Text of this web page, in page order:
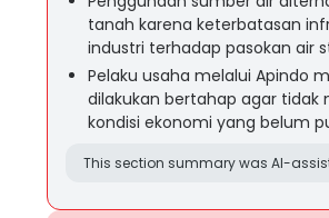
tanah karena keterbatasan
industri terhadap pasokan air
Pelaku usaha melalui Apindo
dilakukan bertahap agar
kondisi ekonomi yang belum
This section summary was AI-